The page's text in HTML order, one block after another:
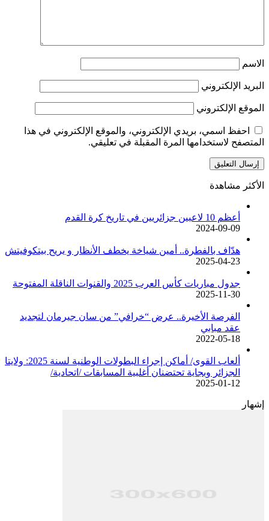
الاسم
البريد الإلكتروني
الموقع الإلكتروني
احفظ اسمي، بريدي الإلكتروني، والموقع الإلكتروني في هذا
المتصفح لاستخدامها المرة المقبلة في تعليقي.
الأكثر مشاهدة
أعظم 10 لاعبين جزائريين في تاريخ كرة القدم
2024-09-09
هدّاف بالفطرة.. أمين شياخة يخطف الأنظار و يريح بيتكوفيتش
2025-04-23
جدول مباريات كأس العرب 2025 والقنوات الناقلة المفتوحة
2025-11-30
الفرصة الأخيرة.. عرض “خرافي” من سان جيرمان لتجديد
عقد مبابي
2022-05-18
ألعاب القوى/ أماكن إجراء البطولات الوطنية لسنة 2025: ولايتا
الجزائر وبجاية تحتضنان أغلبية المسابقات /اتحادية/
2025-01-12
إشهار